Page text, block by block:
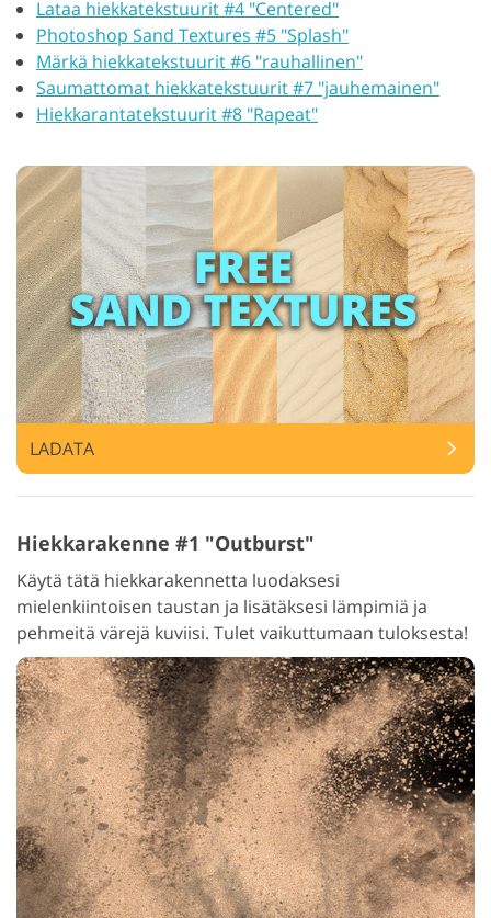
Lataa hiekkatekstuurit #4 "Centered"
Photoshop Sand Textures #5 "Splash"
Märkä hiekkatekstuurit #6 "rauhallinen"
Saumattomat hiekkatekstuurit #7 "jauhemainen"
Hiekkarantatekstuurit #8 "Rapeat"
LADATA
Hiekkarakenne #1 "Outburst"
Käytä tätä hiekkarakennetta luodaksesi
mielenkiintoisen taustan ja lisätäksesi lämpimiä ja
pehmeitä värejä kuviisi. Tulet vaikuttumaan tuloksesta!